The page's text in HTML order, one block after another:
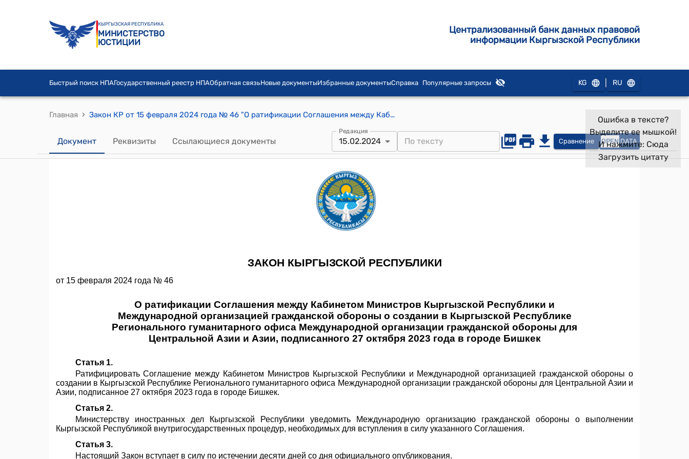
КЫРГЫЗСКАЯ РЕСПУБЛИКА
МИНИСТЕРСТВО
ЮСТИЦИИ
Централизованный банк данных правовой
информации Кыргызской Республики
Быстрый поиск НПАГосударственный реестр НПАОбратная связьНовые документыИзбранные документыСправка Популярные запросы KG RU
Главная › Закон КР от 15 февраля 2024 года № 46 "О ратификации Соглашения между Кабинетом Министров Кыргызской Республики и Международной организацией гражданской обороны о создании в Кыргызской Республике Регионального гуманитарного офиса Международной организации гражданской обороны для Центральной Азии и Азии, подписанного 27 октября 2023 года в городе Бишкек"
Документ Реквизиты Ссылающиеся документы
Редакция
15.02.2024 Сравнение OPEN DATA
Ошибка в тексте?
Выделите ее мышкой!
И нажмите: Сюда
Загрузить цитату